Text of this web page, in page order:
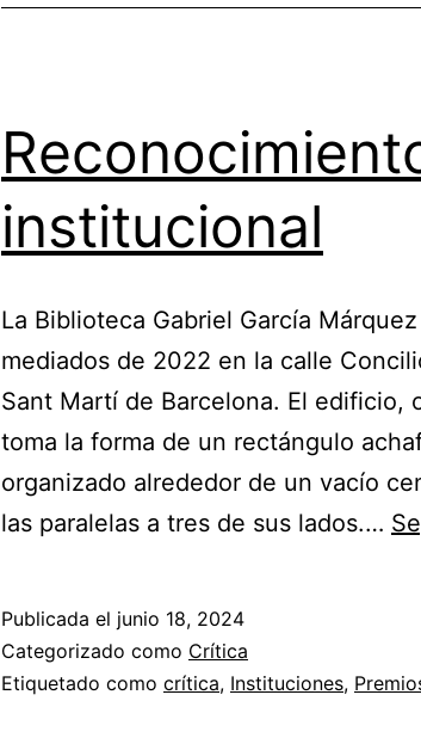
institucional
La Biblioteca Gabriel García
mediados de 2022 en la calle
Sant Martí de Barcelona. El edificio,
toma la forma de un rectángulo
organizado alrededor de un vacío
las paralelas a tres de sus lados.…
Publicada el junio 18, 2024
Categorizado como Crítica
Etiquetado como crítica, Instituciones,